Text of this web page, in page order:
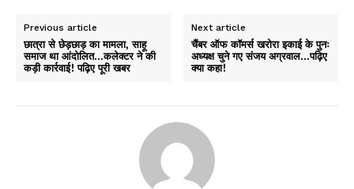
Previous article
छात्रा से छेड़छाड़ का मामला, साहू
समाज था आंदोलित…कलेक्टर ने की
कड़ी कार्रवाई! पढ़िए पूरी खबर
Next article
चैंबर ऑफ कॉमर्स खरोरा इकाई के पुनः
अध्यक्ष चुने गए संजय अग्रवाल…पढ़िए
क्या कहा!